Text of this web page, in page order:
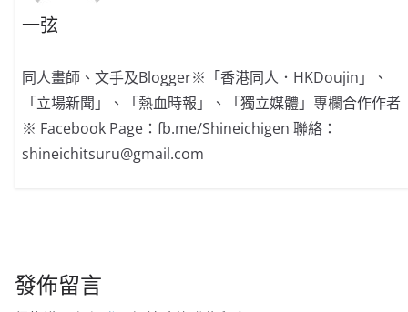
一弦
同人畫師、文手及Blogger※「香港同人．HKDoujin」、
「立場新聞」、「熱血時報」、「獨立媒體」專欄合作作者
※ Facebook Page：fb.me/Shineichigen 聯絡：
shineichitsuru@gmail.com
發佈留言